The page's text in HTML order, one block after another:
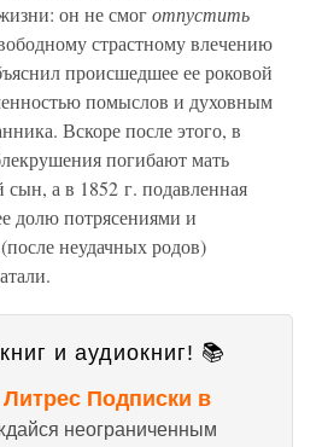
он не смоготпустить
страстному влечению
происшедшее ее роковой
помыслов и духовным
Вскоре после этого, в
погибают мать
а в 1852 г. подавленная
долю потрясениями и
неудачных родов)
и аудиокниг! 📚
Подписки в
неограниченным